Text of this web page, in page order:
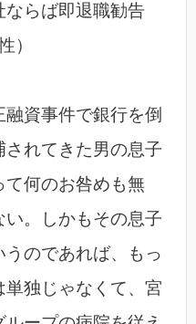
ならば即退職勧告
）
融資事件で銀行を倒
れてきた男の息子
て何のお咎めも無
。しかもその息子
のであれば、もっ
単独じゃなくて、宮